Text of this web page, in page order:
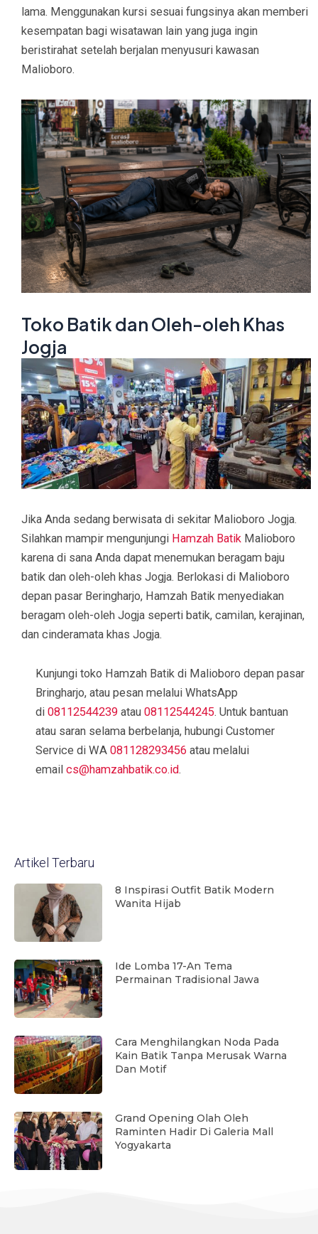
lama. Menggunakan kursi sesuai fungsinya akan memberi
kesempatan bagi wisatawan lain yang juga ingin
beristirahat setelah berjalan menyusuri kawasan
Malioboro.
Toko Batik dan Oleh-oleh Khas
Jogja
Jika Anda sedang berwisata di sekitar Malioboro Jogja.
Silahkan mampir mengunjungi Hamzah Batik Malioboro
karena di sana Anda dapat menemukan beragam baju
batik dan oleh-oleh khas Jogja. Berlokasi di Malioboro
depan pasar Beringharjo, Hamzah Batik menyediakan
beragam oleh-oleh Jogja seperti batik, camilan, kerajinan,
dan cinderamata khas Jogja.
Kunjungi toko Hamzah Batik di Malioboro depan pasar
Bringharjo, atau pesan melalui WhatsApp
di 08112544239 atau 08112544245. Untuk bantuan
atau saran selama berbelanja, hubungi Customer
Service di WA 081128293456 atau melalui
email cs@hamzahbatik.co.id.
Artikel Terbaru
8 Inspirasi Outfit Batik Modern
Wanita Hijab
Ide Lomba 17-An Tema
Permainan Tradisional Jawa
Cara Menghilangkan Noda Pada
Kain Batik Tanpa Merusak Warna
Dan Motif
Grand Opening Olah Oleh
Raminten Hadir Di Galeria Mall
Yogyakarta